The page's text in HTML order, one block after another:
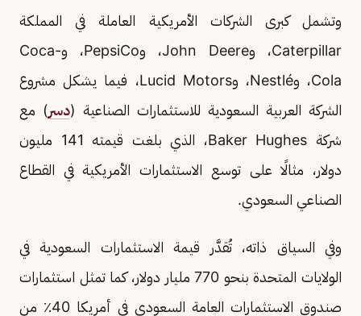
وتشمل كبرى الشركات الأمريكية العاملة في المملكة
Caterpillar، وJohn Deere، وPepsiCo، وCoca-
Cola، وNestlé، وLucid Motors، فيما يشكل مشروع
الشركة العربية السعودية للاستثمارات الصناعية (دسر) مع
شركة Baker Hughes، الذي بلغت قيمته 141 مليون
دولار، مثالًا على توسع الاستثمارات الأمريكية في القطاع
الصناعي السعودي.
وفي السياق ذاته، تُقدَّر قيمة الاستثمارات السعودية في
الولايات المتحدة بنحو 770 مليار دولار، كما تمثل استثمارات
صندوق الاستثمارات العامة السعودي في أمريكا 40٪؜ من